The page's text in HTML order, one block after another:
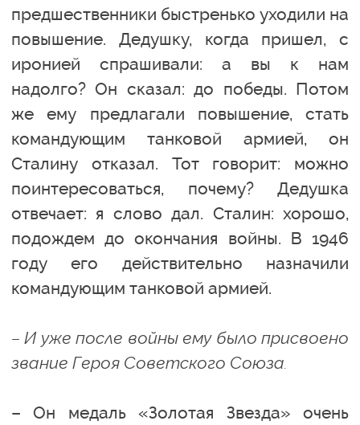
предшественники быстренько уходили на
повышение. Дедушку, когда пришел, с
иронией спрашивали: а вы к нам
надолго? Он сказал: до победы. Потом
же ему предлагали повышение, стать
командующим танковой армией, он
Сталину отказал. Тот говорит: можно
поинтересоваться, почему? Дедушка
отвечает: я слово дал. Сталин: хорошо,
подождем до окончания войны. В 1946
году его действительно назначили
командующим танковой армией.
– И уже после войны ему было присвоено
звание Героя Советского Союза.
– Он медаль «Золотая Звезда» очень